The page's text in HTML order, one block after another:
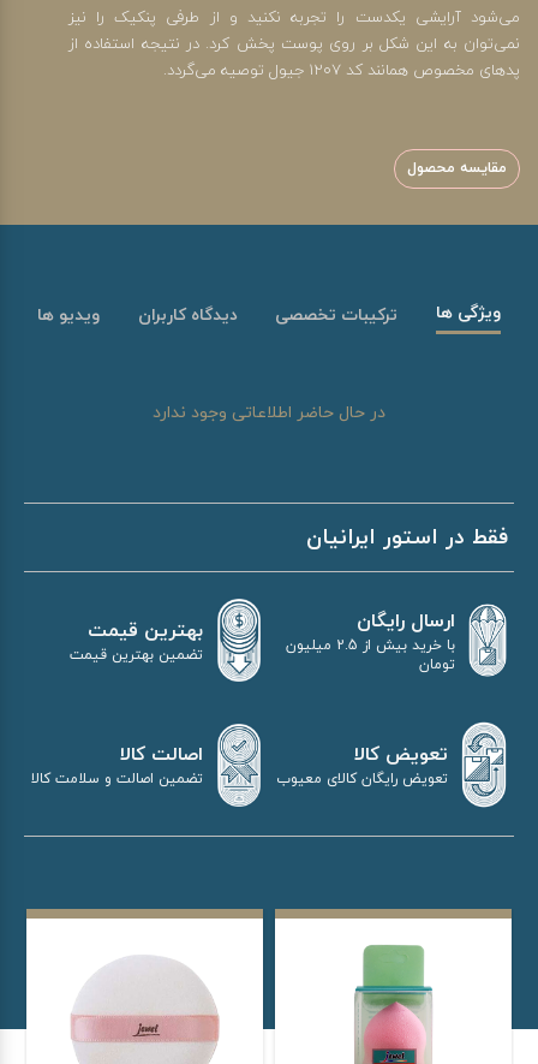
می‌شود آرایشی یکدست را تجربه نکنید و از طرفی پنکیک را نیز
نمی‌توان به این شکل بر روی پوست پخش کرد. در نتیجه استفاده از
پدهای مخصوص همانند کد 1207 جیول توصیه می‌گردد.
مقایسه محصول
ویژگی ها ترکیبات تخصصی دیدگاه کاربران ویدیو ها
در حال حاضر اطلاعاتی وجود ندارد
فقط در استور ایرانیان
ارسال رایگان
با خرید بیش از 2.5 میلیون
تومان
بهترین قیمت
تضمین بهترین قیمت
تعویض کالا
تعویض رایگان کالای معیوب
اصالت کالا
تضمین اصالت و سلامت کالا